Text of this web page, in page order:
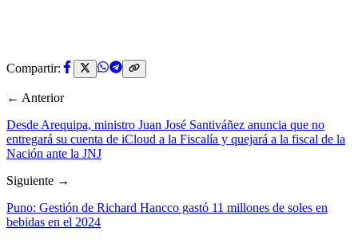
Compartir:
← Anterior
Desde Arequipa, ministro Juan José Santiváñez anuncia que no
entregará su cuenta de iCloud a la Fiscalía y quejará a la fiscal de la
Nación ante la JNJ
Siguiente →
Puno: Gestión de Richard Hancco gastó 11 millones de soles en
bebidas en el 2024